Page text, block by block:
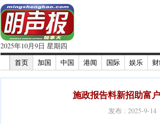
2025年10月9日 星期四
首页
加国 中国 港闻 国际 娱乐
施政报告料新招助富
发布 : 2025-9-